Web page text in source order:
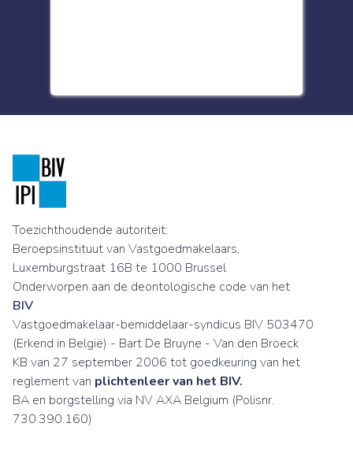
Toezichthoudende autoriteit:
Beroepsinstituut van Vastgoedmakelaars,
Luxemburgstraat 16B te 1000 Brussel
Onderworpen aan de deontologische code van het
BIV
Vastgoedmakelaar-bemiddelaar-syndicus BIV 503470
(Erkend in België) - Bart De Bruyne - Van den Broeck
KB van 27 september 2006 tot goedkeuring van het
reglement van plichtenleer van het BIV.
BA en borgstelling via NV AXA Belgium (Polisnr.
730.390.160)